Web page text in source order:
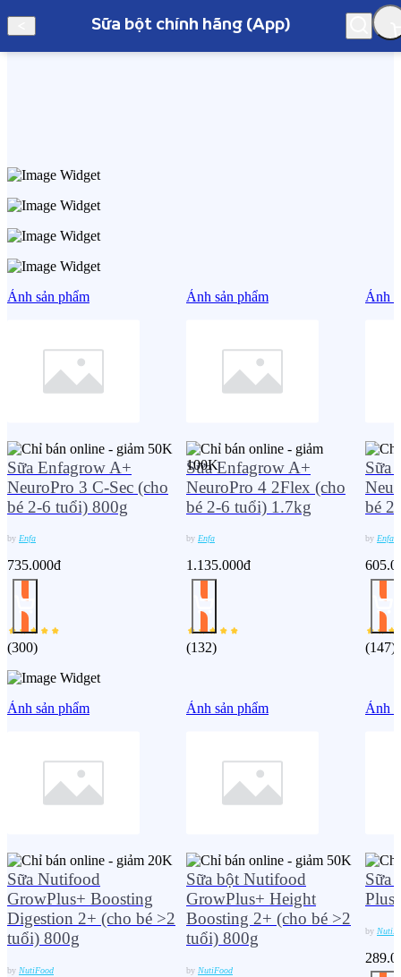
Sữa bột chính hãng (App)
Hà Nội
Sữa bột chính hãng (App)
Ảnh sản phẩm
Sữa Enfagrow A+
NeuroPro 3 C-Sec (cho
bé 2-6 tuổi) 800g
by Enfa
735.000đ
(300)
Ảnh sản phẩm
Sữa Enfagrow A+
NeuroPro 4 2Flex (cho
bé 2-6 tuổi) 1.7kg
by Enfa
1.135.000đ
(132)
Ảnh
Sữa
bé
by Enfa
(147)
Ảnh sản phẩm
Sữa Nutifood
GrowPlus+ Boosting
Digestion 2+ (cho bé >2
tuổi) 800g
by NutiFood
Ảnh sản phẩm
Sữa bột Nutifood
GrowPlus+ Height
Boosting 2+ (cho bé >2
tuổi) 800g
by NutiFood
Ảnh
Sữa
Plus
by